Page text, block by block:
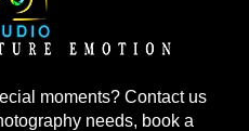
moments? Contact us
needs, book a